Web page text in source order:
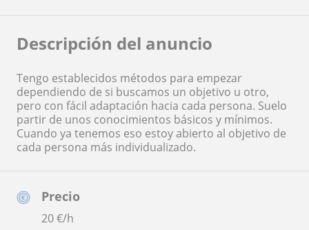
Precio
20€/h
Descripción del anuncio
Tengo establecidos métodos para empezar
dependiendo de si buscamos un objetivo u otro,
pero con fácil adaptación hacia cada persona. Suelo
partir de unos conocimientos básicos y mínimos.
Cuando ya tenemos eso estoy abierto al objetivo de
cada persona más individualizado.